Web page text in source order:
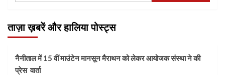
ताज़ा ख़बरें और हालिया पोस्ट्स
नैनीताल में 15 वीं माउंटेन मानसून मैराथन को लेकर आयोजक संस्था ने की
प्रेस वार्ता